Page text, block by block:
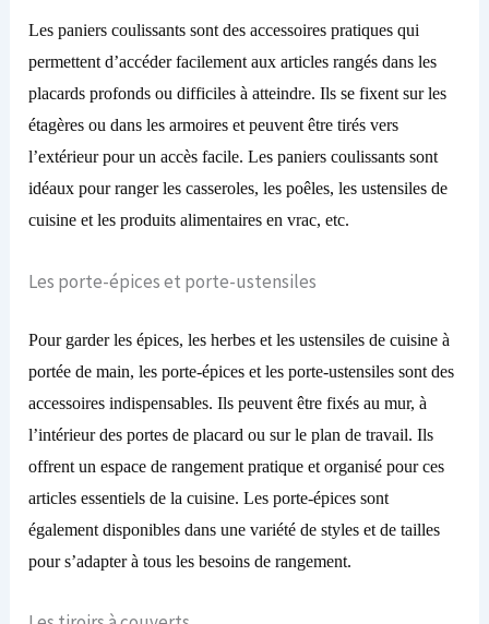
Les paniers coulissants sont des accessoires pratiques qui
permettent d’accéder facilement aux articles rangés dans les
placards profonds ou difficiles à atteindre. Ils se fixent sur les
étagères ou dans les armoires et peuvent être tirés vers
l’extérieur pour un accès facile. Les paniers coulissants sont
idéaux pour ranger les casseroles, les poêles, les ustensiles de
cuisine et les produits alimentaires en vrac, etc.
Les porte-épices et porte-ustensiles
Pour garder les épices, les herbes et les ustensiles de cuisine à
portée de main, les porte-épices et les porte-ustensiles sont des
accessoires indispensables. Ils peuvent être fixés au mur, à
l’intérieur des portes de placard ou sur le plan de travail. Ils
offrent un espace de rangement pratique et organisé pour ces
articles essentiels de la cuisine. Les porte-épices sont
également disponibles dans une variété de styles et de tailles
pour s’adapter à tous les besoins de rangement.